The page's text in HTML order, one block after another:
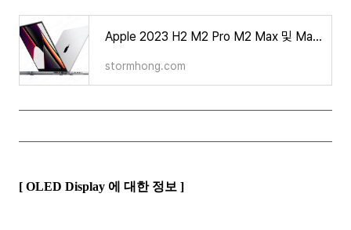
Apple 2023 H2 M2 Pro M2 Max 및 MacBook Pro 에 대한 정보가 나타났다?
stormhong.com
[ OLED Display 에 대한 정보 ]